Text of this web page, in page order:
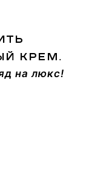
крем .
на люкс!